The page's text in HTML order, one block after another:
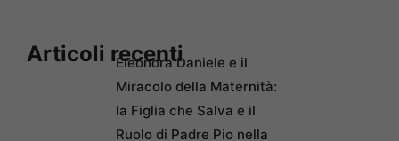
Articoli recentiEleonora Daniele e il
Miracolo della Maternità:
la Figlia che Salva e il
Ruolo di Padre Pio nella